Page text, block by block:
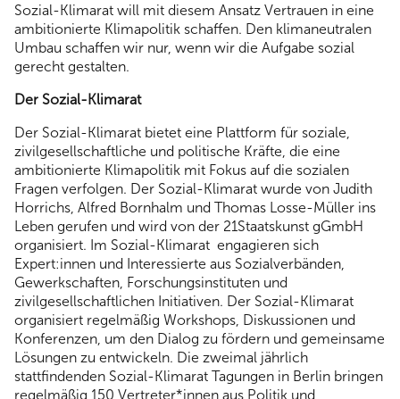
Sozial-Klimarat will mit diesem Ansatz Vertrauen in eine
ambitionierte Klimapolitik schaffen. Den klimaneutralen
Umbau schaffen wir nur, wenn wir die Aufgabe sozial
gerecht gestalten.
Der Sozial-Klimarat
Der Sozial-Klimarat bietet eine Plattform für soziale,
zivilgesellschaftliche und politische Kräfte, die eine
ambitionierte Klimapolitik mit Fokus auf die sozialen
Fragen verfolgen. Der Sozial-Klimarat wurde von Judith
Horrichs, Alfred Bornhalm und Thomas Losse-Müller ins
Leben gerufen und wird von der 21Staatskunst gGmbH
organisiert. Im Sozial-Klimarat engagieren sich
Expert:innen und Interessierte aus Sozialverbänden,
Gewerkschaften, Forschungsinstituten und
zivilgesellschaftlichen Initiativen. Der Sozial-Klimarat
organisiert regelmäßig Workshops, Diskussionen und
Konferenzen, um den Dialog zu fördern und gemeinsame
Lösungen zu entwickeln. Die zweimal jährlich
stattfindenden Sozial-Klimarat Tagungen in Berlin bringen
regelmäßig 150 Vertreter*innen aus Politik und